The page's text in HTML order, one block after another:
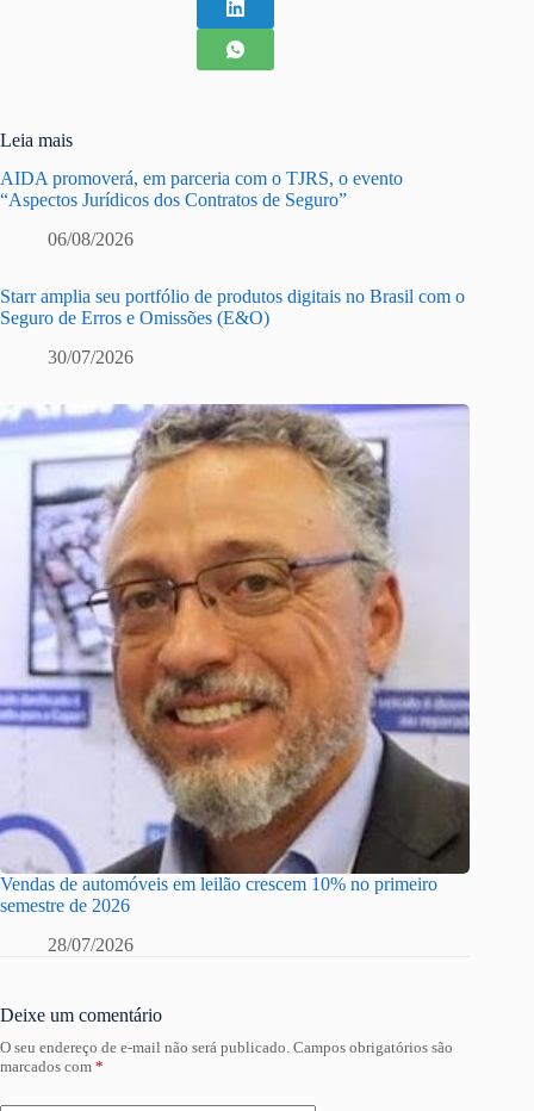
Leia mais
AIDA promoverá, em parceria com o TJRS, o evento
“Aspectos Jurídicos dos Contratos de Seguro”
06/08/2026
Starr amplia seu portfólio de produtos digitais no Brasil com o
Seguro de Erros e Omissões (E&O)
30/07/2026
Vendas de automóveis em leilão crescem 10% no primeiro
semestre de 2026
28/07/2026
Deixe um comentário
O seu endereço de e-mail não será publicado. Campos obrigatórios são
marcados com *